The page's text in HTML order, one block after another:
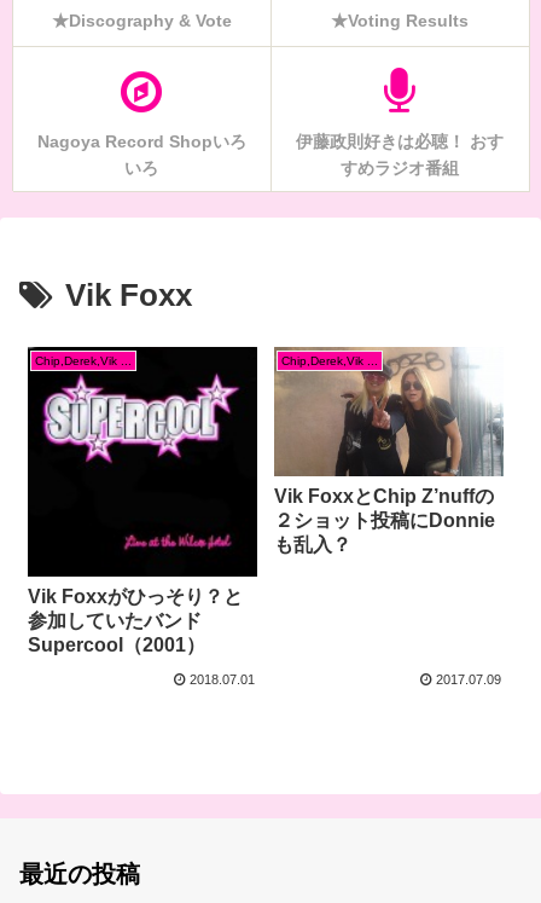
★Discography & Vote ★Voting Results
Nagoya Record Shopいろ
いろ
伊藤政則好きは必聴！ おす
すめラジオ番組
Vik Foxx
Chip,Derek,Vik ...
Vik Foxxがひっそり？と
参加していたバンド
Supercool（2001）
2018.07.01
Chip,Derek,Vik ...
Vik FoxxとChip Z’nuffの
２ショット投稿にDonnie
も乱入？
2017.07.09
最近の投稿